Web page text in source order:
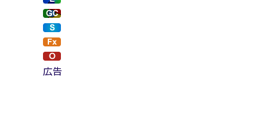
広告